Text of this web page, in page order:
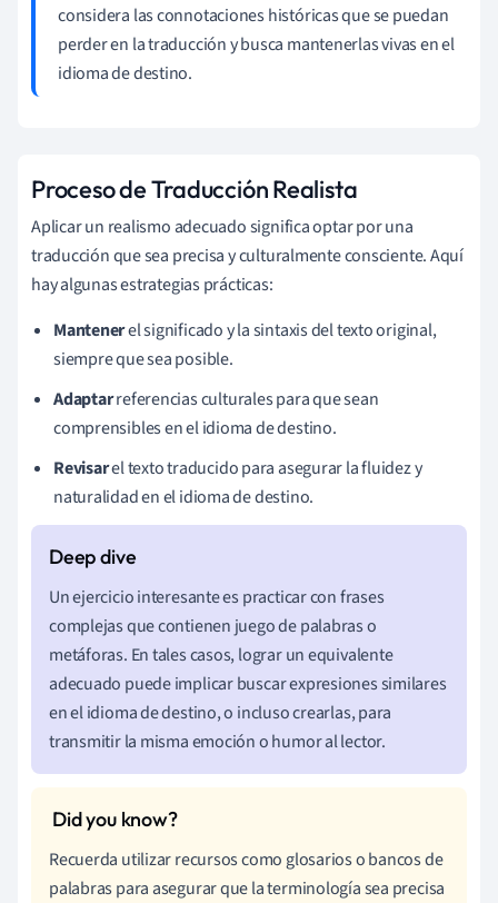
considera las connotaciones históricas que se puedan
perder en la traducción y busca mantenerlas vivas en el
idioma de destino.
Proceso de Traducción Realista
Aplicar un realismo adecuado significa optar por una
traducción que sea precisa y culturalmente consciente. Aquí
hay algunas estrategias prácticas:
Mantenerel significado y la sintaxis del texto original,
siempre que sea posible.
Adaptarreferencias culturales para que sean
comprensibles en el idioma de destino.
Revisarel texto traducido para asegurar la fluidez y
naturalidad en el idioma de destino.
Un ejercicio interesante es practicar con frases
complejas que contienen juego de palabras o
metáforas. En tales casos, lograr un equivalente
adecuado puede implicar buscar expresiones similares
en el idioma de destino, o incluso crearlas, para
transmitir la misma emoción o humor al lector.
Recuerda utilizar recursos como glosarios o bancos de
palabras para asegurar que la terminología sea precisa